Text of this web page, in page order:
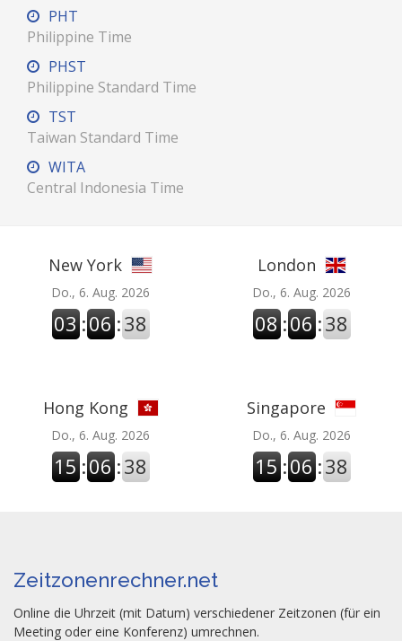
PHT
Philippine Time
PHST
Philippine Standard Time
TST
Taiwan Standard Time
WITA
Central Indonesia Time
New York
Do., 6. Aug. 2026
03 :06 :38
London
Do., 6. Aug. 2026
08 :06 :38
Hong Kong
Do., 6. Aug. 2026
15 :06 :38
Singapore
Do., 6. Aug. 2026
15 :06 :38
Zeitzonenrechner.net
Online die Uhrzeit (mit Datum) verschiedener Zeitzonen (für ein
Meeting oder eine Konferenz) umrechnen.